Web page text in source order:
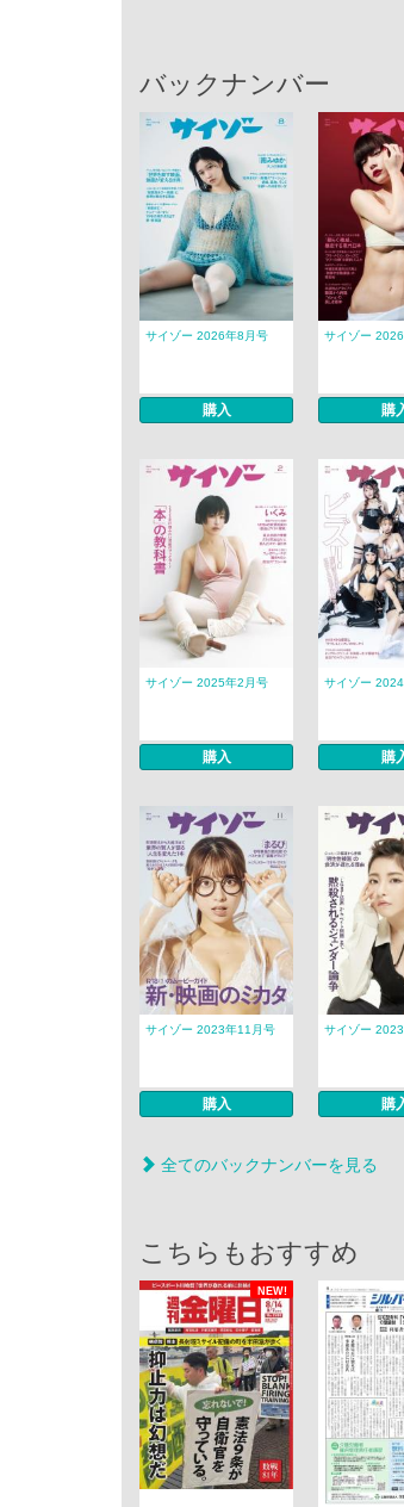
バックナンバー
サイゾー 2026年8月号
購入
サイゾー
購
サイゾー 2025年2月号
購入
サイゾー
購
サイゾー 2023年11月号
購入
サイゾー
購
全てのバックナンバーを見る
こちらもおすすめ
NEW!